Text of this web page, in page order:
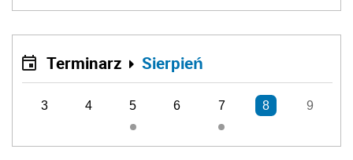
Terminarz Sierpień
3 4 5 6 7 8 9